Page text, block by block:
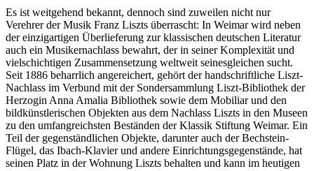
Es ist weitgehend bekannt, dennoch sind zuweilen nicht nur
Verehrer der Musik Franz Liszts überrascht: In Weimar wird neben
der einzigartigen Überlieferung zur klassischen deutschen Literatur
auch ein Musikernachlass bewahrt, der in seiner Komplexität und
vielschichtigen Zusammensetzung weltweit seinesgleichen sucht.
Seit 1886 beharrlich angereichert, gehört der handschriftliche Liszt-
Nachlass im Verbund mit der Sondersammlung Liszt-Bibliothek der
Herzogin Anna Amalia Bibliothek sowie dem Mobiliar und den
bildkünstlerischen Objekten aus dem Nachlass Liszts in den Museen
zu den umfangreichsten Beständen der Klassik Stiftung Weimar. Ein
Teil der gegenständlichen Objekte, darunter auch der Bechstein-
Flügel, das Ibach-Klavier und andere Einrichtungsgegenstände, hat
seinen Platz in der Wohnung Liszts behalten und kann im heutigen